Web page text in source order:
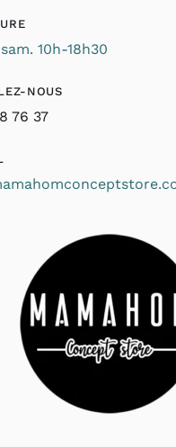
10h-18h30
NOUS
76 37